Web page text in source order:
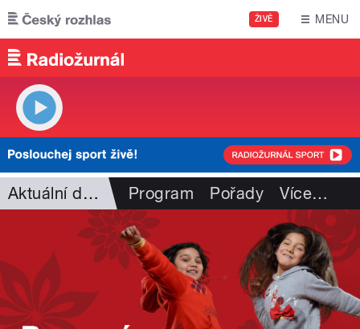
Přejít k hlavnímu obsahu
ŽIVĚ MENU
Aktuální dění Program Pořady Více…